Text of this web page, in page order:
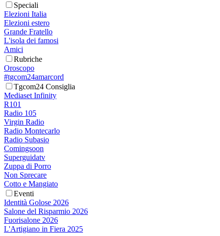
Speciali
Elezioni Italia
Elezioni estero
Grande Fratello
L'isola dei famosi
Amici
Rubriche
Oroscopo
#tgcom24amarcord
Tgcom24 Consiglia
Mediaset Infinity
R101
Radio 105
Virgin Radio
Radio Montecarlo
Radio Subasio
Comingsoon
Superguidatv
Zuppa di Porro
Non Sprecare
Cotto e Mangiato
Eventi
Identità Golose 2026
Salone del Risparmio 2026
Fuorisalone 2026
L'Artigiano in Fiera 2025